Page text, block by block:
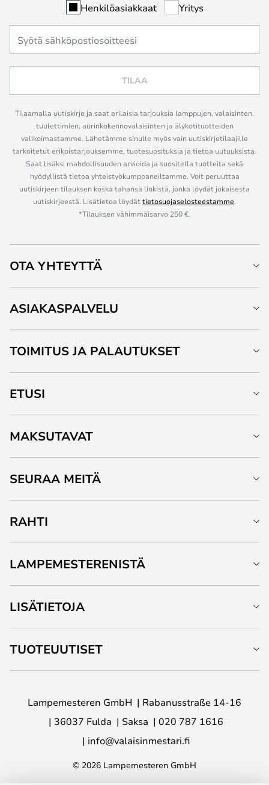
Henkilöasiakkaat Yritys
TILAA
Tilaamalla uutiskirje ja saat erilaisia tarjouksia lamppujen, valaisinten,
tuulettimien, aurinkokennovalaisinten ja älykotituotteiden
valikoimastamme. Lähetämme sinulle myös vain uutiskirjetilaajille
tarkoitetut erikoistarjouksemme, tuotesuosituksia ja tietoa uutuuksista.
Saat lisäksi mahdollisuuden arvioida ja suositella tuotteita sekä
hyödyllistä tietoa yhteistyökumppaneiltamme. Voit peruuttaa
uutiskirjeen tilauksen koska tahansa linkistä, jonka löydät jokaisesta
uutiskirjeestä. Lisätietoa löydättietosuojaselosteestamme.
*Tilauksen vähimmäisarvo 250 €.
OTA YHTEYTTÄ
ASIAKASPALVELU
TOIMITUS JA PALAUTUKSET
ETUSI
MAKSUTAVAT
SEURAA MEITÄ
RAHTI
LAMPEMESTERENISTÄ
LISÄTIETOJA
TUOTEUUTISET
Lampemesteren GmbH
Rabanusstraße 14-16
36037 Fulda
Saksa
020 787 1616
info@valaisinmestari.fi
© 2026 Lampemesteren GmbH